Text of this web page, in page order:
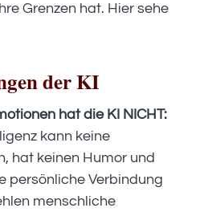
Grenzen hat. Hier sehe
der KI
hat die KI NICHT:
kann keine
hat keinen Humor und
persönliche Verbindung
menschliche